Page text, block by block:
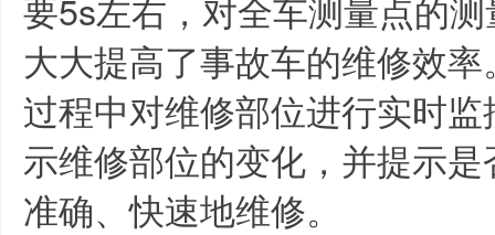
大大提高了事故车的维修效
过程中对维修部位进行实时
示维修部位的变化，并提示
准确、快速地维修。